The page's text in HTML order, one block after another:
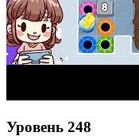
Уровень 248